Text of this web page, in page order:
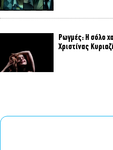
Ρωγμές: Η σόλο
Χριστίνας